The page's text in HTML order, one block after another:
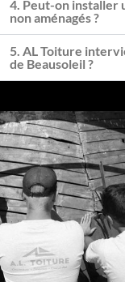
4. Peut-on installer
non aménagés ?
5. AL Toiture
de Beausoleil ?